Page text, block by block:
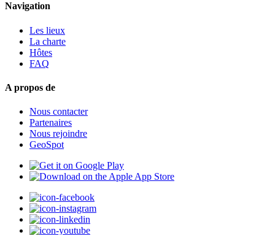
Navigation
Les lieux
La charte
Hôtes
FAQ
A propos de
Nous contacter
Partenaires
Nous rejoindre
GeoSpot